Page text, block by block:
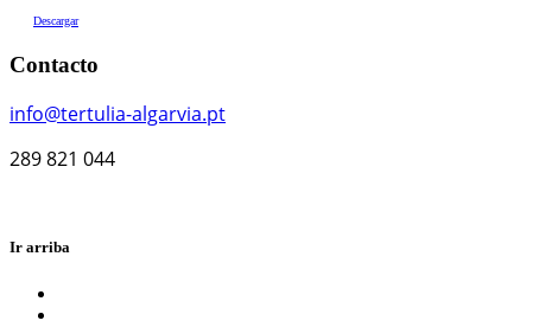
Descargar
Contacto
info@tertulia-algarvia.pt
289 821 044
Ir arriba